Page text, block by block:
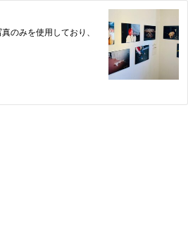
のみを使用しており、